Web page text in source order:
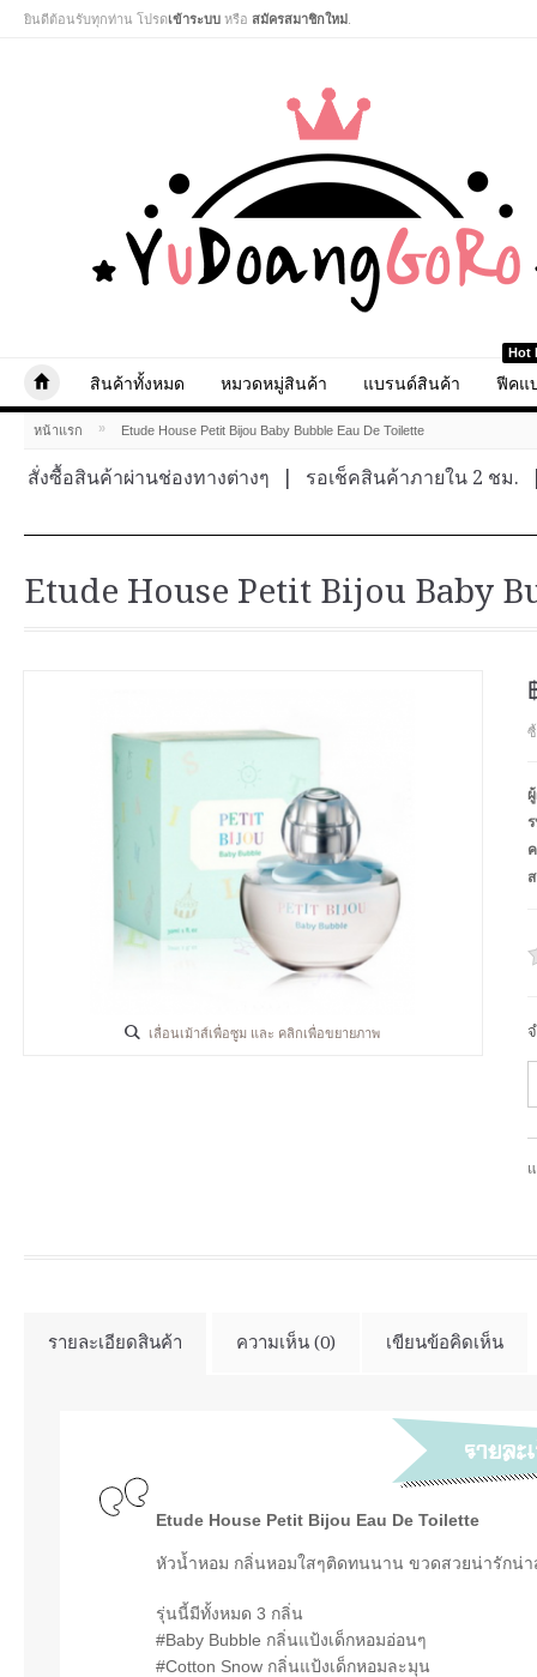
ยินดีต้อนรับทุกท่าน โปรดเข้าระบบ หรือ สมัครสมาชิกใหม่
สินค้าทั้งหมด หมวดหมู่สินค้า แบรนด์สินค้า
Hot
ฟีคแ
หน้าแรก » Etude House Petit Bijou Baby Bubble Eau De Toilette
สั่งซื้อสินค้าผ่านช่องทางต่างๆ รอเช็คสินค้าภายใน 2 ชม.
Etude House Petit Bijou Baby
เลื่อนเม้าส์เพื่อซูม และ คลิกเพื่อขยายภาพ
รายละเอียดสินค้า ความเห็น (0) เขียนข้อคิดเห็น
Etude House Petit Bijou Eau De Toilette
หัวน้ำหอม กลิ่นหอมใสๆติดทนนาน ขวดสวยน่ารักน่า
รุ่นนี้มีทั้งหมด 3 กลิ่น
#Baby Bubble กลิ่นแป้งเด็กหอมอ่อนๆ
#Cotton Snow กลิ่นแป้งเด็กหอมละมุน